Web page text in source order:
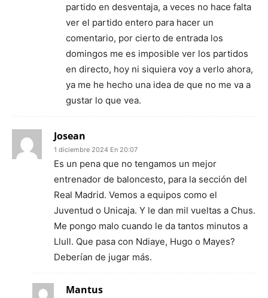
partido en desventaja, a veces no hace falta
ver el partido entero para hacer un
comentario, por cierto de entrada los
domingos me es imposible ver los partidos
en directo, hoy ni siquiera voy a verlo ahora,
ya me he hecho una idea de que no me va a
gustar lo que vea.
Josean
1 diciembre 2024 En 20:07
Es un pena que no tengamos un mejor
entrenador de baloncesto, para la sección del
Real Madrid. Vemos a equipos como el
Juventud o Unicaja. Y le dan mil vueltas a Chus.
Me pongo malo cuando le da tantos minutos a
Llull. Que pasa con Ndiaye, Hugo o Mayes?
Deberían de jugar más.
Mantus